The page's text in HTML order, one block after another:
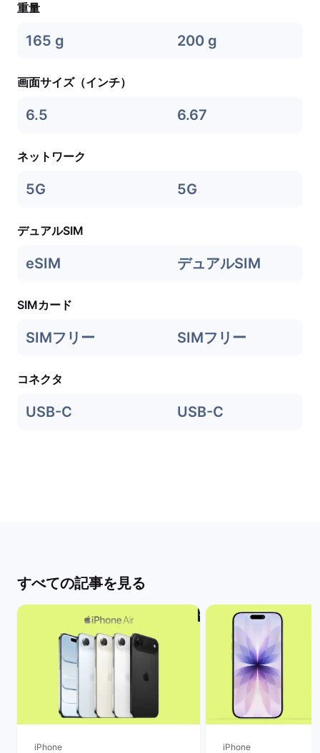
重量
165 g 200 g
画面サイズ（インチ）
6.5 6.67
ネットワーク
5G 5G
デュアルSIM
eSIM デュアルSIM
SIMカード
SIMフリー SIMフリー
コネクタ
USB-C USB-C
すべての記事を見る
iPhone iPhone